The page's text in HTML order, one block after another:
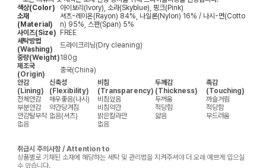
색상(Color)
아이보리(Ivory), 소라(Skyblue), 핑크(Pink)
소재
(Material)
셔츠-레이온(Rayon) 84%, 나일론(Nylon) 16% / 나시-면(Cotto
n) 95%, 스판(Span) 5%
사이즈(Size)
FREE
세탁방법
(Washing)
드라이크리닝(Dry cleaning)
중량(Weight)180g
제조국
(Origin)
중국(China)
안감
(Lining)
신축성
(Flexibility)
비침
(Transparency)
두께감
(Thickness)
촉감
(Touching)
전체안감
매우좋음(나시) 비침있음 두꺼움
까슬거림
부분안감
약간당겨짐 비침약간 적당함
적당함
안감탈부착 없음(셔츠) 밝은칼라만 얇음
부드러움
없음
없음
취급시 주의사항 / Attention to
상품별로 기재된 소재에 해당하는 세탁 및 관리법을 지켜주셔야 더 오래 예쁘게 입으실
수 있습니다.